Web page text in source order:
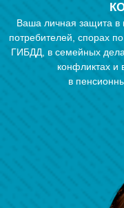
Баһалама
Файҙалы
Видео
Ваша личная защита в
потребителей, спорах
ГИБДД, в семейных
конфликтах и
в